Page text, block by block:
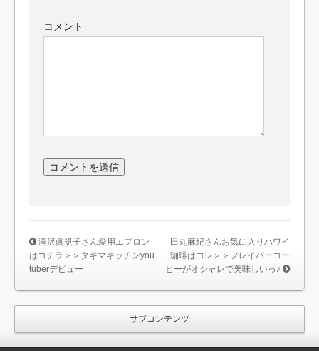
コメント
滝沢眞規子さん愛用エプロン
はコチラ＞＞タキマキッチンyou
tuberデビュー
田丸麻紀さんお気に入りハワイ
珈琲はコレ＞＞フレイバーコー
ヒーがオシャレで美味しいっ♪
サブコンテンツ